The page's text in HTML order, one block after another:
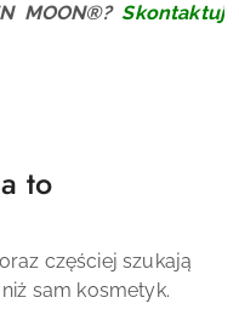
MOON®? Skontaktuj
to
częściej szukają
sam kosmetyk.